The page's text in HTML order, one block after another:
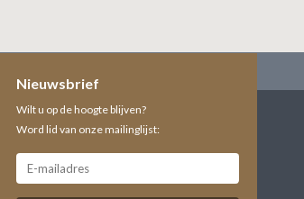
Nieuwsbrief
Wilt u op de hoogte blijven?
Word lid van onze mailinglijst: